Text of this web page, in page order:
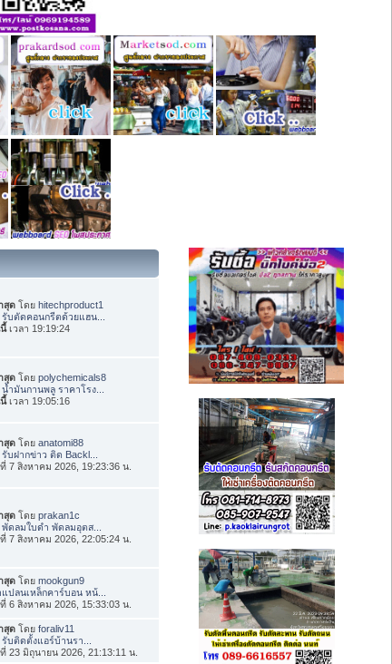
สุด โดยhitechproduct1
รับตัดคอนกรีตด้วยแฮน...
เวลา 19:19:24
สุด โดยpolychemicals8
น้ำมันกานพลู ราคาโรง...
เวลา 19:05:16
สุด โดยanatomi88
รับฝากข่าว ติด Backl...
7 สิงหาคม 2026, 19:23:36 น.
สุด โดยprakan1c
พัดลมใบดำ พัดลมอุตส...
7 สิงหาคม 2026, 22:05:24 น.
สุด โดยmookgun9
ปลนเหล็กคาร์บอน หน้...
6 สิงหาคม 2026, 15:33:03 น.
สุด โดยforaliv11
รับติดตั้งแอร์บ้านรา...
23 มิถุนายน 2026, 21:13:11 น.